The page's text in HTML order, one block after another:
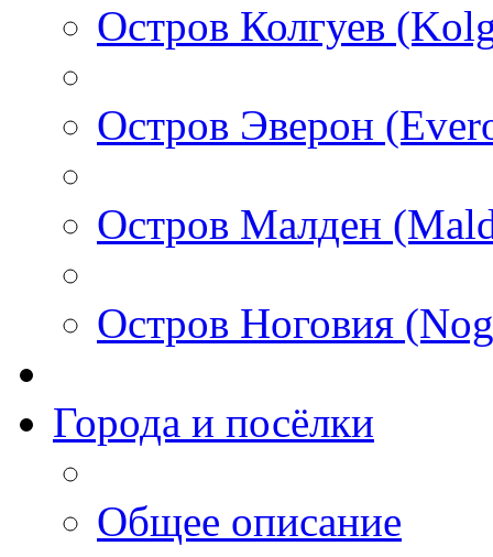
Остров Колгуев
Остров Эверон
Остров Малден
Остров Ноговия
Города и посёлки
Общее описание